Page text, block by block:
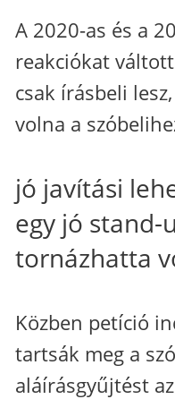
A 2020-as és a
reakciókat
csak írásbeli
volna a
jó javítási
egy jó stand-
tornázhatta
Közben petíció
tartsák meg a
aláírásgyűjtést